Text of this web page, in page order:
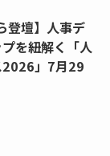
登壇】人事デ
を紐解く「人
2026」7月29